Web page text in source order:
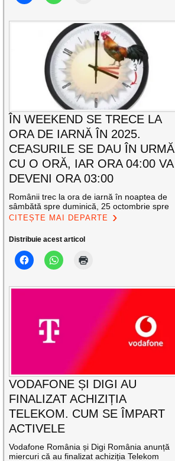
ÎN WEEKEND SE TRECE LA
ORA DE IARNĂ ÎN 2025.
CEASURILE SE DAU ÎN URMĂ
CU O ORĂ, IAR ORA 04:00 VA
DEVENI ORA 03:00
Românii trec la ora de iarnă în noaptea de
sâmbătă spre duminică, 25 octombrie spre
CITEȘTE MAI DEPARTE
Distribuie acest articol
VODAFONE ȘI DIGI AU
FINALIZAT ACHIZIȚIA
TELEKOM. CUM SE ÎMPART
ACTIVELE
Vodafone România și Digi România anunță
miercuri că au finalizat achiziția Telekom